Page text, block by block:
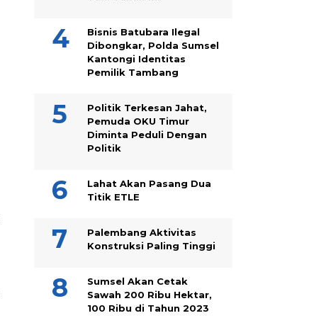
Bisnis Batubara Ilegal
Dibongkar, Polda Sumsel
Kantongi Identitas
Pemilik Tambang
Politik Terkesan Jahat,
Pemuda OKU Timur
Diminta Peduli Dengan
Politik
Lahat Akan Pasang Dua
Titik ETLE
Palembang Aktivitas
Konstruksi Paling Tinggi
Sumsel Akan Cetak
Sawah 200 Ribu Hektar,
100 Ribu di Tahun 2023